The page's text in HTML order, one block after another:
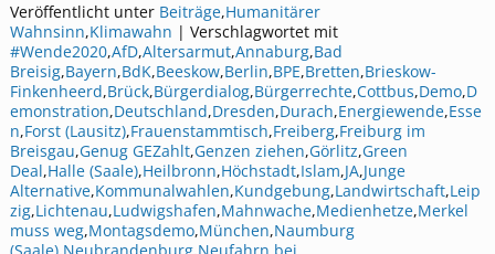
Veröffentlicht unter Beiträge,Humanitärer
Wahnsinn,Klimawahn | Verschlagwortet mit
#Wende2020,AfD,Altersarmut,Annaburg,Bad
Breisig,Bayern,BdK,Beeskow,Berlin,BPE,Bretten,Brieskow-
Finkenheerd,Brück,Bürgerdialog,Bürgerrechte,Cottbus,Demo,D
emonstration,Deutschland,Dresden,Durach,Energiewende,Esse
n,Forst (Lausitz),Frauenstammtisch,Freiberg,Freiburg im
Breisgau,Genug GEZahlt,Genzen ziehen,Görlitz,Green
Deal,Halle (Saale),Heilbronn,Höchstadt,Islam,JA,Junge
Alternative,Kommunalwahlen,Kundgebung,Landwirtschaft,Leip
zig,Lichtenau,Ludwigshafen,Mahnwache,Medienhetze,Merkel
muss weg,Montagsdemo,München,Naumburg